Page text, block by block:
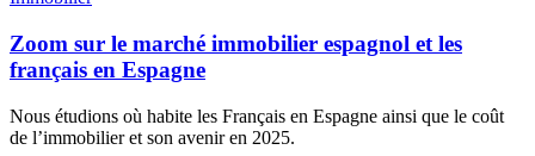
Zoom sur le marché immobilier espagnol et les
français en Espagne
Nous étudions où habite les Français en Espagne ainsi que le coût
de l’immobilier et son avenir en 2025.